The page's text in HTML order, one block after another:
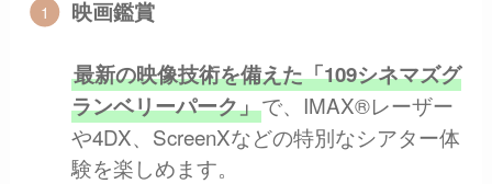
映画鑑賞
最新の映像技術を備えた「109シネマズグ
ランベリーパーク」で、IMAX®レーザー
や4DX、ScreenXなどの特別なシアター体
験を楽しめます。